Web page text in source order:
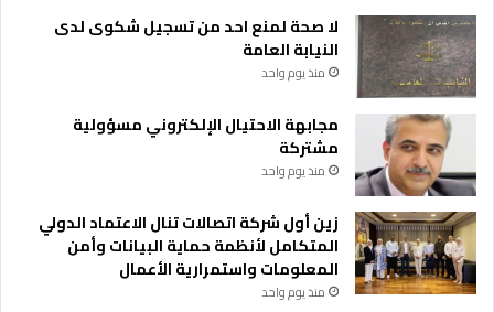
لا صحة لمنع احد من تسجيل شكوى لدى
النيابة العامة
منذ يوم واحد
مجابهة الاحتيال الإلكتروني مسؤولية
مشتركة
منذ يوم واحد
زين أول شركة اتصالات تنال الاعتماد الدولي
المتكامل لأنظمة حماية البيانات وأمن
المعلومات واستمرارية الأعمال
منذ يوم واحد